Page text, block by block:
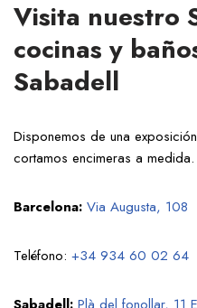
Visita nuestro
cocinas y
Sabadell
Disponemos de una
cortamos encimeras a
Barcelona: Via Augusta, 108
Teléfono: +34 934 60 02 64